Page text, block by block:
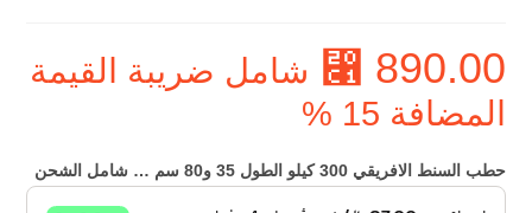
⃁ 890.00
شامل ضريبة القيمة
المضافة 15 %
حطب السنط الافريقي 300 كيلو الطول 35 و80 سم … شامل الشحن